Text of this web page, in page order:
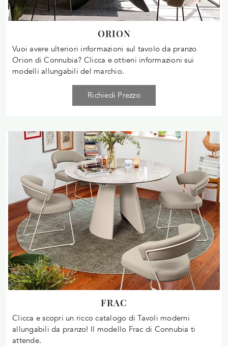
ORION
Vuoi avere ulteriori informazioni sul tavolo da pranzo
Orion di Connubia? Clicca e ottieni informazioni sui
modelli allungabili del marchio.
Richiedi Prezzo
FRAC
Clicca e scopri un ricco catalogo di Tavoli moderni
allungabili da pranzo! Il modello Frac di Connubia ti
attende.